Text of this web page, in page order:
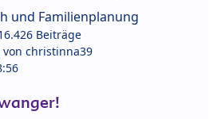
und Familienplanung
Beiträge
christinna39